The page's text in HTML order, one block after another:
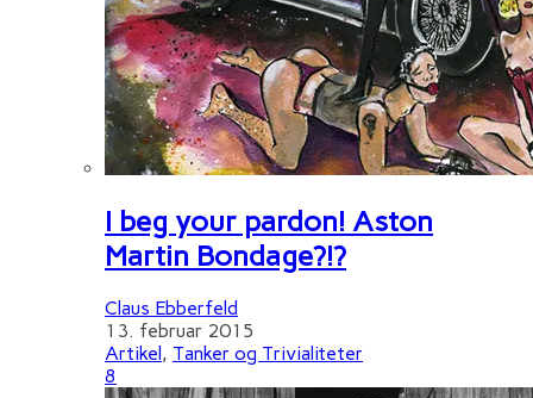
I beg your pardon! Aston
Martin Bondage?!?
Claus Ebberfeld
13. februar 2015
Artikel, Tanker og Trivialiteter
8